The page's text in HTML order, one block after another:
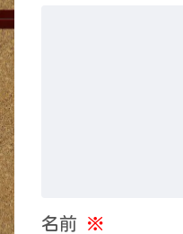
名前 ※